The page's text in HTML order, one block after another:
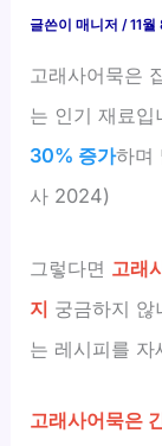
글쓴이매니저/11
고래사어묵은
는 인기 재료입
30% 증가하며
사 2024)
그렇다면 고래
지 궁금하지 않
는 레시피를 자
고래사어묵은